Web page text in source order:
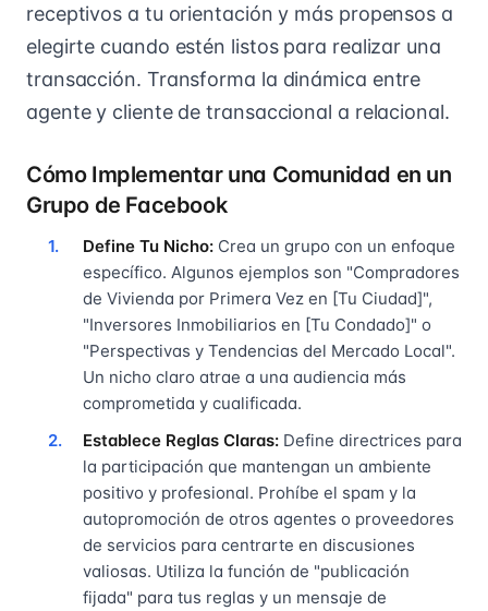
receptivos a tu orientación y más propensos a
elegirte cuando estén listos para realizar una
transacción. Transforma la dinámica entre
agente y cliente de transaccional a relacional.
Cómo Implementar una Comunidad en un
Grupo de Facebook
Define Tu Nicho: Crea un grupo con un enfoque
específico. Algunos ejemplos son "Compradores
de Vivienda por Primera Vez en [Tu Ciudad]",
"Inversores Inmobiliarios en [Tu Condado]" o
"Perspectivas y Tendencias del Mercado Local".
Un nicho claro atrae a una audiencia más
comprometida y cualificada.
Establece Reglas Claras: Define directrices para
la participación que mantengan un ambiente
positivo y profesional. Prohíbe el spam y la
autopromoción de otros agentes o proveedores
de servicios para centrarte en discusiones
valiosas. Utiliza la función de "publicación
fijada" para tus reglas y un mensaje de